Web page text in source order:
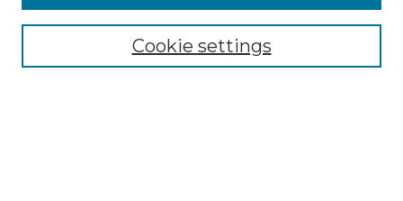
Colecciones
Autor
Cookie settings